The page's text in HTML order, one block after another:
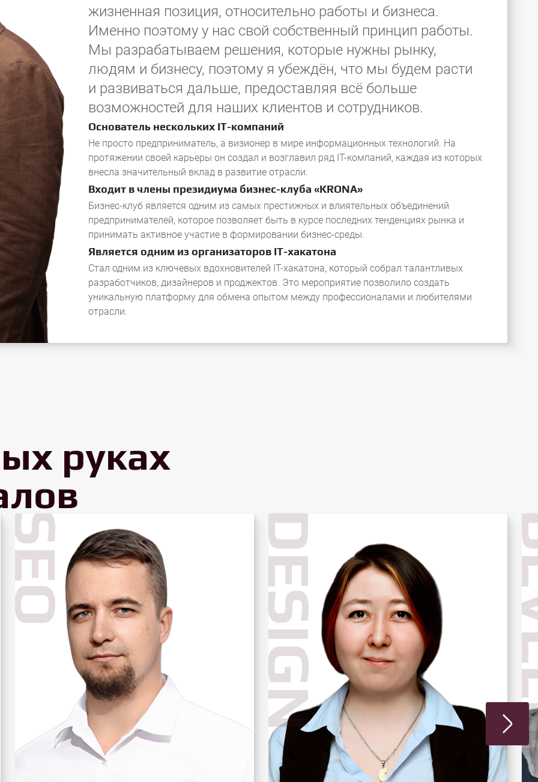
жизненная позиция, относительно работы и бизнеса.
Именно поэтому у нас свой собственный принцип работы.
Мы разрабатываем решения, которые нужны рынку,
людям и бизнесу, поэтому я убеждён, что мы будем расти
и развиваться дальше, предоставляя всё больше
возможностей для наших клиентов и сотрудников.
Основатель нескольких IT-компаний
Не просто предприниматель, а визионер в мире информационных технологий. На
протяжении своей карьеры он создал и возглавил ряд IT-компаний, каждая из которых
внесла значительный вклад в развитие отрасли.
Входит в члены президиума бизнес-клуба «KRONA»
Бизнес-клуб является одним из самых престижных и влиятельных объединений
предпринимателей, которое позволяет быть в курсе последних тенденциях рынка и
принимать активное участие в формировании бизнес-среды.
Является одним из организаторов IT-хакатона
Стал одним из ключевых вдохновителей IT-хакатона, который собрал талантливых
разработчиков, дизайнеров и проджектов. Это мероприятие позволило создать
уникальную платформу для обмена опытом между профессионалами и любителями
отрасли.
руках
SEO DESIGN